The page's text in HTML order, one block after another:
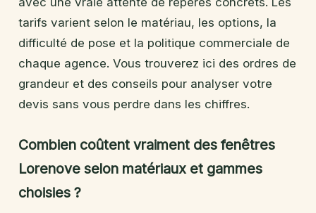
tarifs varient selon le matériau, les options, la
difficulté de pose et la politique commerciale de
chaque agence. Vous trouverez ici des ordres de
grandeur et des conseils pour analyser votre
devis sans vous perdre dans les chiffres.
Combien coûtent vraiment des fenêtres
Lorenove selon matériaux et gammes
choisies ?